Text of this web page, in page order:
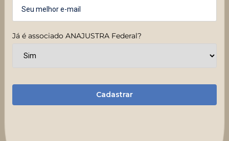
Já é associado ANAJUSTRA Federal?
Cadastrar